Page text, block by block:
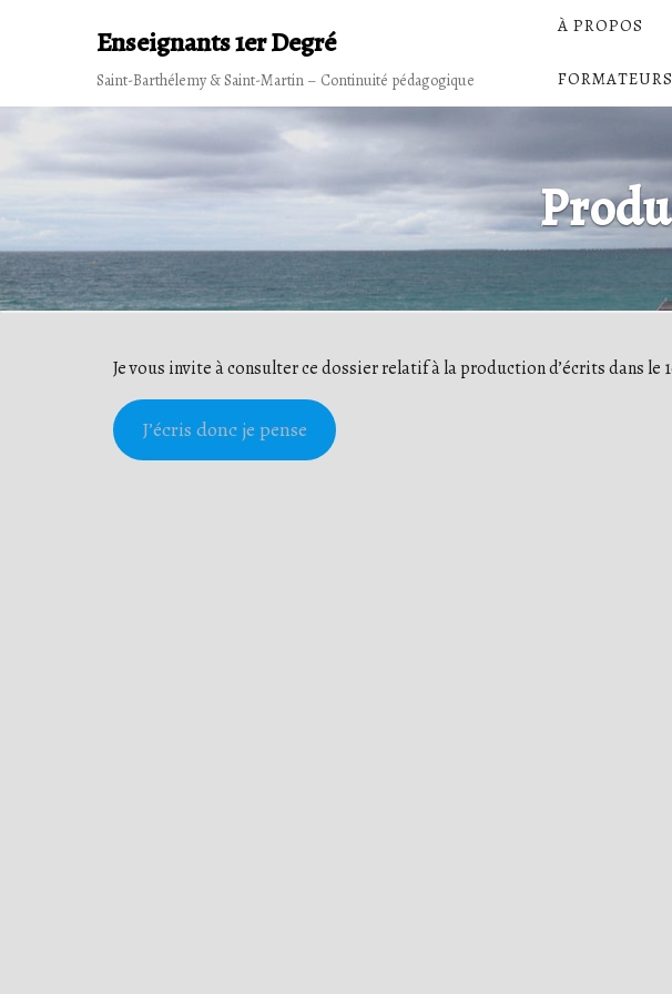
Enseignants 1er Degré
Saint-Barthélemy & Saint-Martin – Continuité pédagogique
À PROPOS
FORMATEURS
Je vous invite à consulter ce dossier relatif à la production d’écrits dans le
J’écris donc je pense